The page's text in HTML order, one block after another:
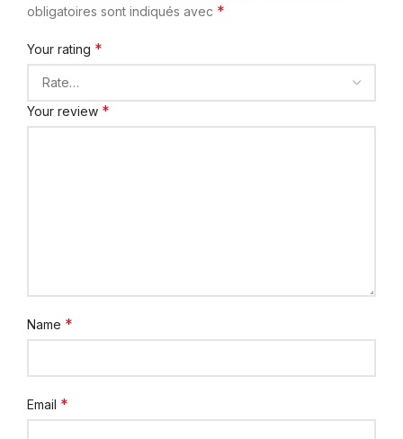
obligatoires sont indiqués avec *
Your rating *
Your review *
Name *
Email *